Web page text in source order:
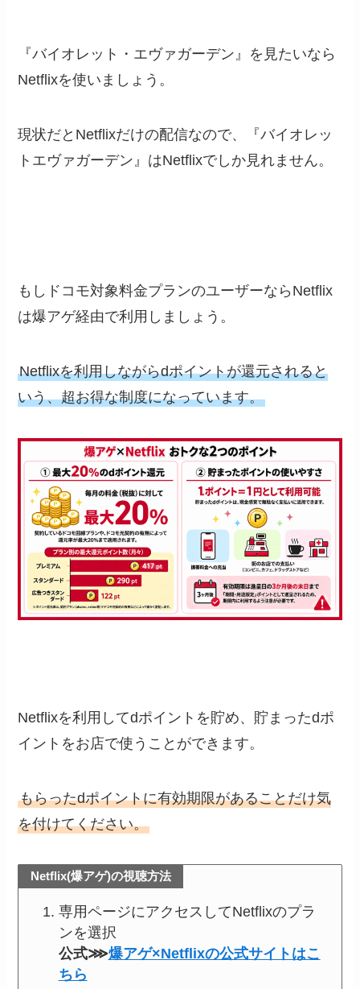
『バイオレット・エヴァガーデン』を見たいなら
Netflixを使いましょう。
現状だとNetflixだけの配信なので、『バイオレッ
トエヴァガーデン』はNetflixでしか見れません。
もしドコモ対象料金プランのユーザーならNetflix
は爆アゲ経由で利用しましょう。
Netflixを利用しながらdポイントが還元されると
いう、超お得な制度になっています。
Netflixを利用してdポイントを貯め、貯まったdポ
イントをお店で使うことができます。
もらったdポイントに有効期限があることだけ気
を付けてください。
Netflix(爆アゲ)の視聴方法
専用ページにアクセスしてNetflixのプラ
ンを選択
公式⋙爆アゲ×Netflixの公式サイトはこ
ちら